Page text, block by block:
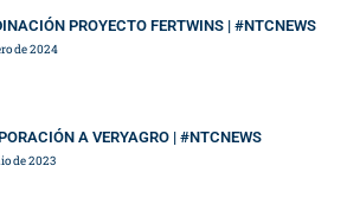
PROYECTO FERTWINS | #NTCNEWS
de 2024
A VERYAGRO | #NTCNEWS
de 2023